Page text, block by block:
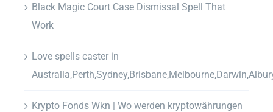
Black Magic Court Case Dismissal Spell That
Work
Love spells caster in
Krypto Fonds Wkn | Wo werden kryptowährungen